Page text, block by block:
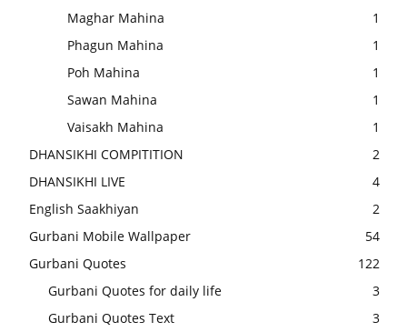
Maghar Mahina
1
Phagun Mahina
1
Poh Mahina
1
Sawan Mahina
1
Vaisakh Mahina
1
DHANSIKHI COMPITITION
2
DHANSIKHI LIVE
4
English Saakhiyan
2
Gurbani Mobile Wallpaper
54
Gurbani Quotes
122
Gurbani Quotes for daily life
3
Gurbani Quotes Text
3